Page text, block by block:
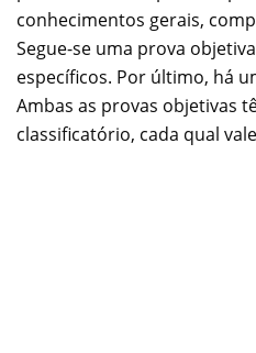
conhecimentos gerais,
Segue-se uma prova
específicos. Por último, há
Ambas as provas objetivas
classificatório, cada qual